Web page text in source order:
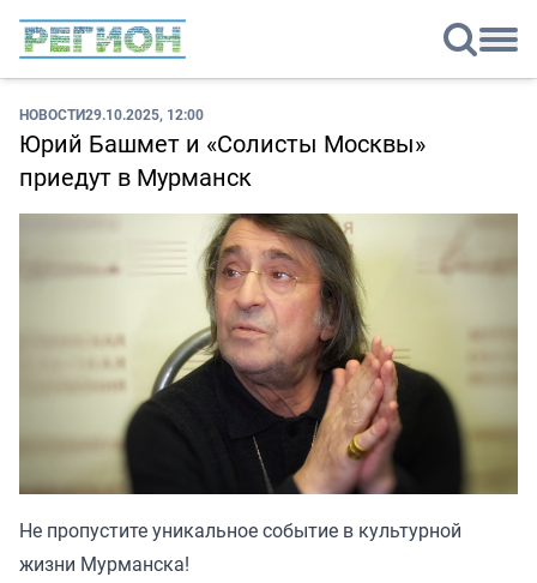
НОВОСТИ29.10.2025, 12:00
Юрий Башмет и «Солисты Москвы»
приедут в Мурманск
Не пропустите уникальное событие в культурной
жизни Мурманска!